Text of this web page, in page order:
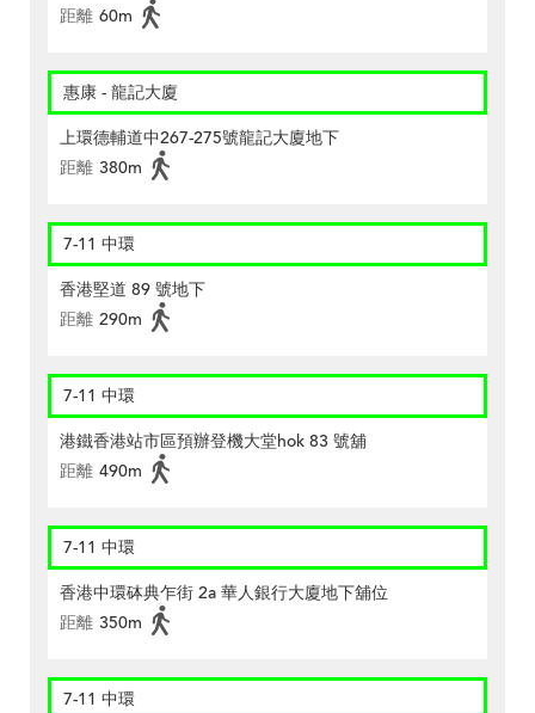
距離 60m
惠康 - 龍記大廈
上環德輔道中267-275號龍記大廈地下
距離 380m
7-11 中環
香港堅道 89 號地下
距離 290m
7-11 中環
港鐵香港站市區預辦登機大堂hok 83 號舖
距離 490m
7-11 中環
香港中環砵典乍街 2a 華人銀行大廈地下舖位
距離 350m
7-11 中環